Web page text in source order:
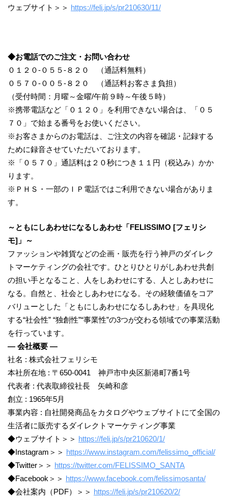
ウェブサイト＞＞ https://feli.jp/s/pr210630/11/
◆お電話でのご注文・お問い合わせ
０１２０-０５５-８２０ （通話料無料）
０５７０-００５-８２０ （通話料お客さま負担）
（受付時間：月曜～金曜/午前９時～午後５時）
※携帯電話など「０１２０」を利用できない場合は、「０５
７０」で始まる番号をお使いください。
※お客さまからのお電話は、ご注文の内容を確認・記録する
ために録音させていただいております。
※「０５７０」通話料は２０秒につき１１円（税込み）かか
ります。
※ＰＨＳ・一部のＩＰ電話ではご利用できない場合がありま
す。
～ともにしあわせになるしあわせ「FELISSIMO [フェリシ
モ]」～
ファッションや雑貨などの企画・販売を行う神戸のダイレク
トマーケティングの会社です。ひとりひとりがしあわせ共創
の担い手となること、人をしあわせにする、人としあわせに
なる。自然と、社会としあわせになる。その経験価値をコア
バリューとした「ともにしあわせになるしあわせ」を具現化
する“社会性” “独創性”“事業性”の3つが交わる領域での事業活動
を行っています。
― 会社概要 ―
社名 : 株式会社フェリシモ
本社所在地 : 〒650-0041 神戸市中央区新港町7番1号
代表者 : 代表取締役社長 矢崎和彦
創立 : 1965年5月
事業内容 : 自社開発商品をカタログやウェブサイトにて全国の
生活者に販売するダイレクトマーケティング事業
◆ウェブサイト＞＞ https://feli.jp/s/pr210620/1/
◆Instagram＞＞ https://www.instagram.com/felissimo_official/
◆Twitter＞＞ https://twitter.com/FELISSIMO_SANTA
◆Facebook＞＞ https://www.facebook.com/felissimosanta/
◆会社案内（PDF）＞＞ https://feli.jp/s/pr210620/2/